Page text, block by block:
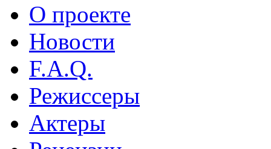
О проекте
Новости
F.A.Q.
Режиссеры
Актеры